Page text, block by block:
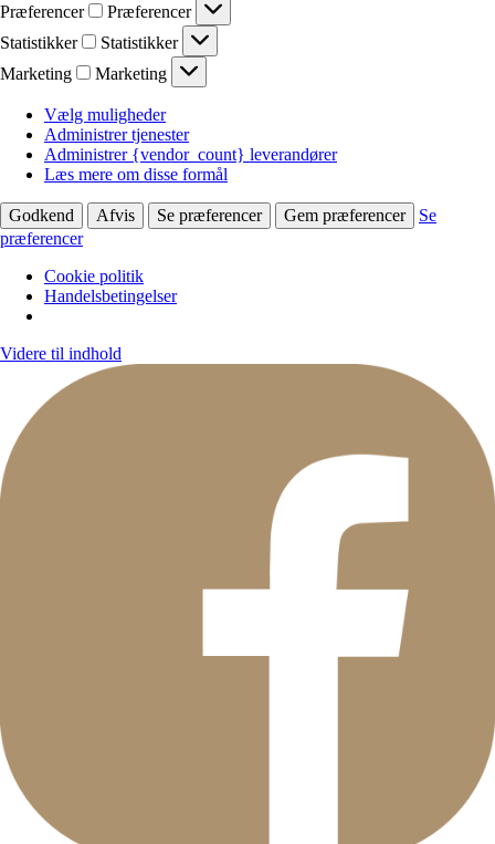
Præferencer
Præferencer
Statistikker
Statistikker
Marketing
Marketing
Vælg muligheder
Administrer tjenester
Administrer {vendor_count} leverandører
Læs mere om disse formål
Godkend Afvis Se præferencer Gem præferencer
Se
præferencer
Cookie politik
Handelsbetingelser
Videre til indhold